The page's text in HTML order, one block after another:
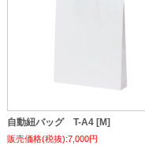
自動紐バッグ T-A4 [M]
販売価格(税抜):7,000円